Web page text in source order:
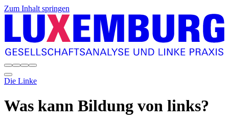
Zum Inhalt springen
Die Linke
Was kann Bildung von links?